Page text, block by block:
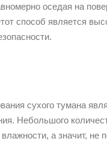
оседая на
способ является
сухого тумана
Небольшого
а значит, не